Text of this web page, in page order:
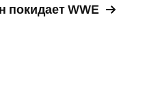
покидает WWE